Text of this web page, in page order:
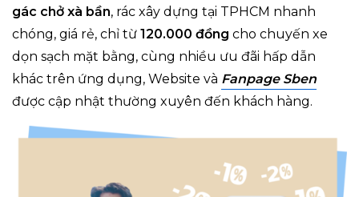
gác chở xà bần, rác xây dựng tại TPHCM nhanh
chóng, giá rẻ, chỉ từ 120.000 đồng cho chuyến xe
dọn sạch mặt bằng, cùng nhiều ưu đãi hấp dẫn
khác trên ứng dụng, Website và Fanpage Sben
được cập nhật thường xuyên đến khách hàng.